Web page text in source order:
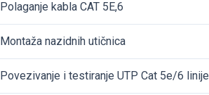
Polaganje kabla CAT 5E,6
Montaža nazidnih utičnica
Povezivanje i testiranje UTP Cat 5e/6 linije